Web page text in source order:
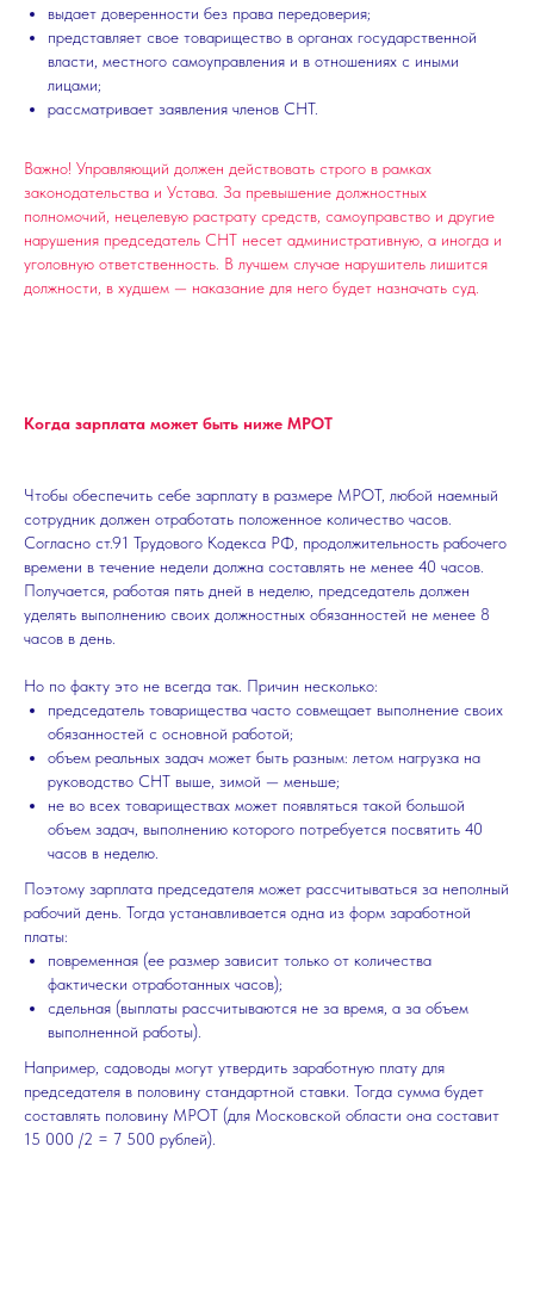
выдает доверенности без права передоверия;
представляет свое товарищество в органах государственной
власти, местного самоуправления и в отношениях с иными
лицами;
рассматривает заявления членов СНТ.
Важно! Управляющий должен действовать строго в рамках
законодательства и Устава. За превышение должностных
полномочий, нецелевую растрату средств, самоуправство и другие
нарушения председатель СНТ несет административную, а иногда и
уголовную ответственность. В лучшем случае нарушитель лишится
должности, в худшем — наказание для него будет назначать суд.
Когда зарплата может быть ниже МРОТ
Чтобы обеспечить себе зарплату в размере МРОТ, любой наемный
сотрудник должен отработать положенное количество часов.
Согласно ст.91 Трудового Кодекса РФ, продолжительность рабочего
времени в течение недели должна составлять не менее 40 часов.
Получается, работая пять дней в неделю, председатель должен
уделять выполнению своих должностных обязанностей не менее 8
часов в день.
Но по факту это не всегда так. Причин несколько:
председатель товарищества часто совмещает выполнение своих
обязанностей с основной работой;
объем реальных задач может быть разным: летом нагрузка на
руководство СНТ выше, зимой — меньше;
не во всех товариществах может появляться такой большой
объем задач, выполнению которого потребуется посвятить 40
часов в неделю.
Поэтому зарплата председателя может рассчитываться за неполный
рабочий день. Тогда устанавливается одна из форм заработной
платы:
повременная (ее размер зависит только от количества
фактически отработанных часов);
сдельная (выплаты рассчитываются не за время, а за объем
выполненной работы).
Например, садоводы могут утвердить заработную плату для
председателя в половину стандартной ставки. Тогда сумма будет
составлять половину МРОТ (для Московской области она составит
15 000 /2 = 7 500 рублей).